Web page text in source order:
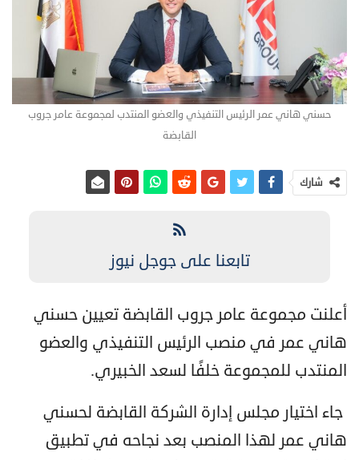
حسني هاني عمر الرئيس التنفيذي والعضو المنتدب لمجموعة عامر جروب
القابضة
شارك
تابعنا على جوجل نيوز
أعلنت مجموعة عامر جروب القابضة تعيين حسني
هاني عمر في منصب الرئيس التنفيذي والعضو
المنتدب للمجموعة خلفًا لسعد الخبيري.
جاء اختيار مجلس إدارة الشركة القابضة لحسني
هاني عمر لهذا المنصب بعد نجاحه في تطبيق